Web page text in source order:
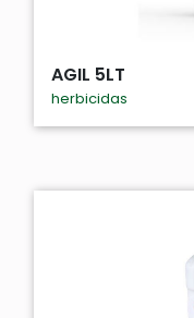
AGIL 5LT
herbicidas